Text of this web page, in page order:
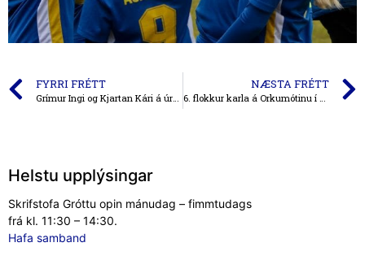
FYRRI FRÉTT
Grímur Ingi og Kjartan Kári á úrtaksæfingum með U16 og Orri Steinn með U15
NÆSTA FRÉTT
6. flokkur karla á Orkumótinu í Eyjum
Helstu upplýsingar
Skrifstofa Gróttu opin mánudag – fimmtudags
frá kl. 11:30 – 14:30.
Hafa samband